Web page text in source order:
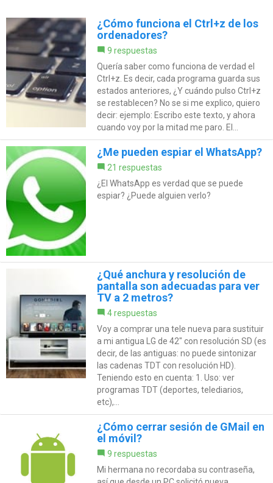
¿Cómo funciona el Ctrl+z de los
ordenadores?
9 respuestas
Quería saber como funciona de verdad el
Ctrl+z. Es decir, cada programa guarda sus
estados anteriores, ¿Y cuándo pulso Ctrl+z
se restablecen? No se si me explico, quiero
decir: ejemplo: Escribo este texto, y ahora
cuando voy por la mitad me paro. El...
¿Me pueden espiar el WhatsApp?
21 respuestas
¿El WhatsApp es verdad que se puede
espiar? ¿Puede alguien verlo?
¿Qué anchura y resolución de
pantalla son adecuadas para ver
TV a 2 metros?
4 respuestas
Voy a comprar una tele nueva para sustituir
a mi antigua LG de 42" con resolución SD (es
decir, de las antiguas: no puede sintonizar
las cadenas TDT con resolución HD).
Teniendo esto en cuenta: 1. Uso: ver
programas TDT (deportes, telediarios,
etc),...
¿Cómo cerrar sesión de GMail en
el móvil?
9 respuestas
Mi hermana no recordaba su contraseña,